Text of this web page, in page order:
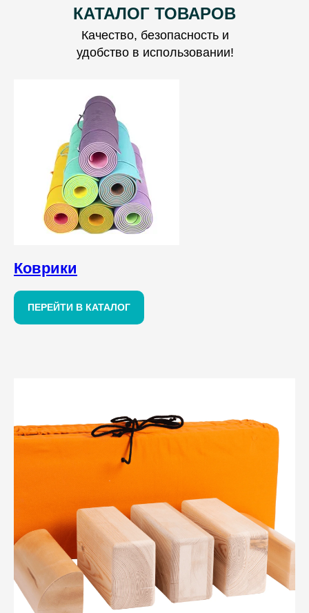
КАТАЛОГ ТОВАРОВ
Качество, безопасность и
удобство в использовании!
Коврики
ПЕРЕЙТИ В КАТАЛОГ